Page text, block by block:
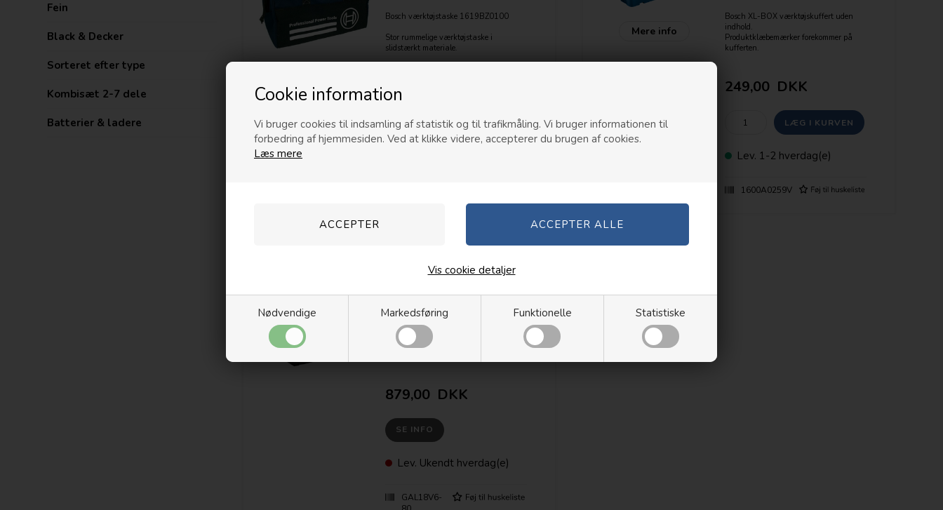
Cookie information
Vi bruger cookies til indsamling af statistik og til trafikmåling. Vi bruger informationen til
forbedring af hjemmesiden. Ved at klikke videre, accepterer du brugen af cookies.
Læs mere
Nødvendige Markedsføring Funktionelle Statistiske
Vis cookie detaljer
Fein
Black & Decker
Sorteret efter type
Kombisæt 2-7 dele
Batterier & ladere
Bosch værktøjstaske 1619BZ0100
Stor rummelige værktøjstaske i
slidstærkt materiale.
149,00
SE INFO
Mere info
Bosch XL-BOX værktøjskuffert uden
indhold.
Produktklæbemærker forekommer på
kufferten.
Stor og rummelig kuffert der kan
Kommer med tilfældig indsats der kan
tages ud efter behov.
249,00DKK
Lev. 1-2 hverdag(e)
1600A0259V
Bosch 6-ports lader til
18V batterier GAL18V6-
80
Bosch 6-ports lader til 18V batterier
GAL18V6-80
Knap til indstilling af prioriteret batteri.
879,00DKK
SE INFO
Lev. Ukendt hverdag(e)
GAL18V6-